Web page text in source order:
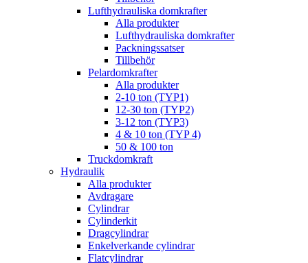
Lufthydrauliska domkrafter
Alla produkter
Lufthydrauliska domkrafter
Packningssatser
Tillbehör
Pelardomkrafter
Alla produkter
2-10 ton (TYP1)
12-30 ton (TYP2)
3-12 ton (TYP3)
4 & 10 ton (TYP 4)
50 & 100 ton
Truckdomkraft
Hydraulik
Alla produkter
Avdragare
Cylindrar
Cylinderkit
Dragcylindrar
Enkelverkande cylindrar
Flatcylindrar